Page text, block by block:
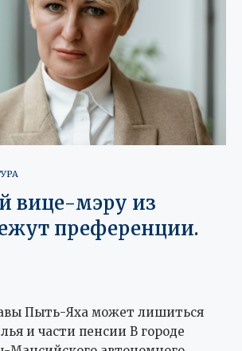
вице-мэру из
преференции.
Пыть-Яха может лишиться
и части пенсии В городе